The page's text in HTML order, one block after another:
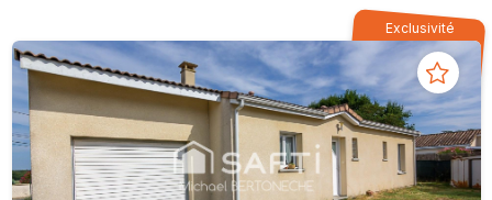
Exclusivité